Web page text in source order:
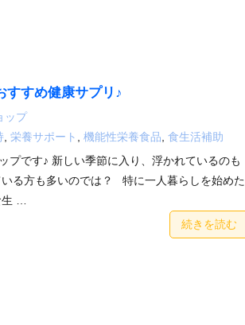
すすめ健康サプリ♪
ップ
栄養サポート 機能性栄養食品 食生活補助
プです♪ 新しい季節に入り、浮かれているのも
る方も多いのでは？ 特に一人暮らしを始めた
…
続きを読む